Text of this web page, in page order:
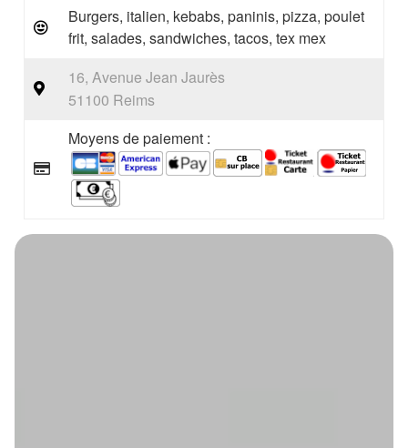
Burgers, italien, kebabs, paninis, pizza, poulet
frit, salades, sandwiches, tacos, tex mex
16, Avenue Jean Jaurès
51100 Reims
Moyens de paiement :